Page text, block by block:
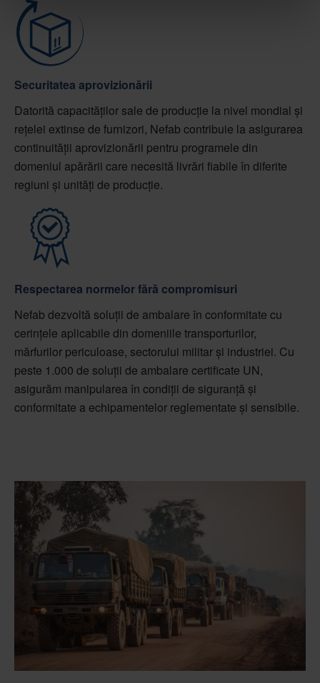
Securitatea aprovizionării
Datorită capacităților sale de producție la nivel mondial și
rețelei extinse de furnizori, Nefab contribuie la asigurarea
continuității aprovizionării pentru programele din
domeniul apărării care necesită livrări fiabile în diferite
regiuni și unități de producție.
Respectarea normelor fără compromisuri
Nefab dezvoltă soluții de ambalare în conformitate cu
cerințele aplicabile din domeniile transporturilor,
mărfurilor periculoase, sectorului militar și industriei. Cu
peste 1.000 de soluții de ambalare certificate UN,
asigurăm manipularea în condiții de siguranță și
conformitate a echipamentelor reglementate și sensibile.